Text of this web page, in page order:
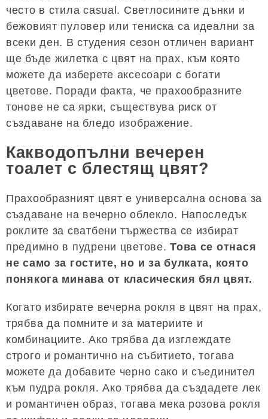
често в стила casual. Светлосините дънки и
бежовият пуловер или тениска са идеални за
всеки ден. В студения сезон отличен вариант
ще бъде жилетка с цвят на прах, към която
можете да изберете аксесоари с богати
цветове. Поради факта, че прахообразните
тонове не са ярки, съществува риск от
създаване на бледо изображение.
Какводопълни вечерен
тоалет с блестящ цвят?
Прахообразният цвят е универсална основа за
създаване на вечерно облекло. Напоследък
роклите за сватбени тържества се избират
предимно в пудрени цветове.Това се отнася
не само за гостите, но и за булката, която
понякога минава от класическия бял цвят.
Когато избирате вечерна рокля в цвят на прах,
трябва да помните и за материите и
комбинациите. Ако трябва да изглеждате
строго и романтично на събитието, тогава
можете да добавите черно сако и съединител
към пудра рокля. Ако трябва да създадете лек
и романтичен образ, тогава мека розова рокля